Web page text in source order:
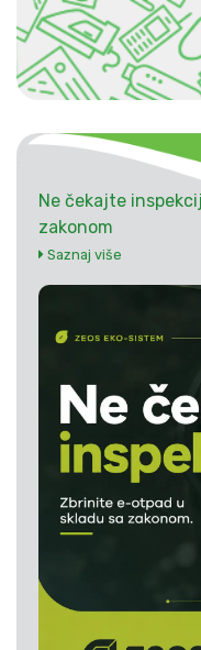
Ne čekajte
zakonom
Saznaj više